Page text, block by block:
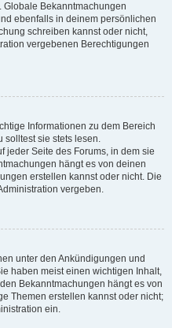
Bekanntmachungen
ebenfalls in deinem persönlichen
schreiben kannst oder nicht,
vergebenen Berechtigungen
Informationen zu dem Bereich
solltest sie stets lesen.
jeder Seite des Forums, in dem sie
hängt es von deinen
erstellen kannst oder nicht. Die
vergeben.
unter den Ankündigungen und
haben meist einen wichtigen Inhalt,
Bekanntmachungen hängt es von
Themen erstellen kannst oder nicht;
ein.